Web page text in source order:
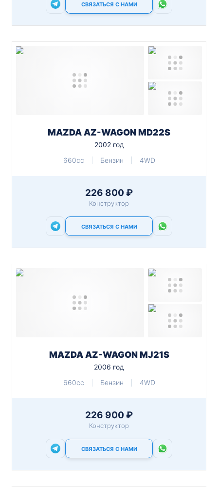
СВЯЗАТЬСЯ С НАМИ
MAZDA AZ-WAGON MD22S
2002 год
660cc
Бензин 4WD
226 800 ₽
Конструктор
СВЯЗАТЬСЯ С НАМИ
MAZDA AZ-WAGON MJ21S
2006 год
660cc
Бензин 4WD
226 900 ₽
Конструктор
СВЯЗАТЬСЯ С НАМИ